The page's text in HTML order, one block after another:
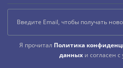
Я прочитал Политика
данных и согласен